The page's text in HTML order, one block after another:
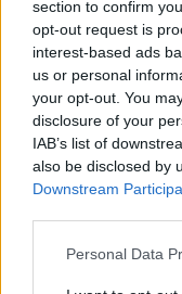
section to confirm
opt-out request is
interest-based ads
us or personal
your opt-out. You
disclosure of your
IAB’s list of
also be disclosed by
Downstream
Personal Data
ανάρτηση –
το επανιδείν»